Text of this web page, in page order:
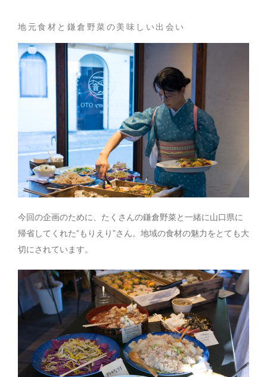
地元食材と鎌倉野菜の美味しい出会い
今回の企画のために、たくさんの鎌倉野菜と一緒に山口県に
帰省してくれた”もりえり”さん。地域の食材の魅力をとても大
切にされています。